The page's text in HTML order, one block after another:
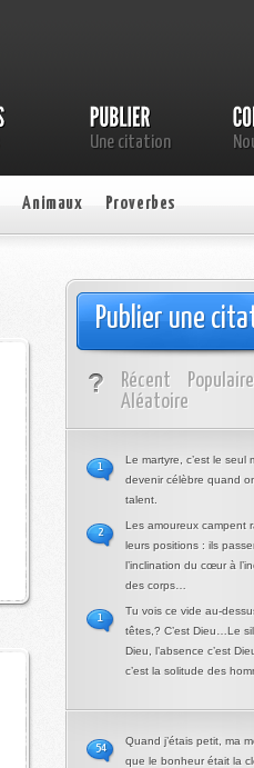
Une citation
Animaux Proverbes
Publier une
Récent
Populaire
Aléatoire
Le martyre, c’est le seul
devenir célèbre quand
talent.
1
Les amoureux campent
leurs positions : ils
l’inclination du cœur à
des corps…
2
Tu vois ce vide au-
têtes,? C’est Dieu…Le
Dieu, l’absence c’est
c’est la solitude des
1
Quand j’étais petit, ma
que le bonheur était la
54